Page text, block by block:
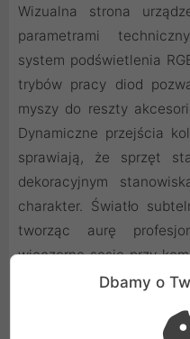
Wizualna strona
parametrami
system podświetlenia
trybów pracy diod
myszy do reszty
Dynamiczne przejścia
sprawiają, że sprzęt
dekoracyjnym
charakter. Światło
tworząc aurę
wieczorne sesje przy
Dbamy o